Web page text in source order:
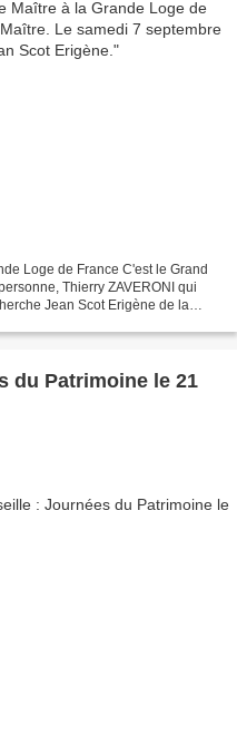
Loge de France C'est le Grand
Thierry ZAVERONI qui
Jean Scot Erigène de la
du Patrimoine le 21